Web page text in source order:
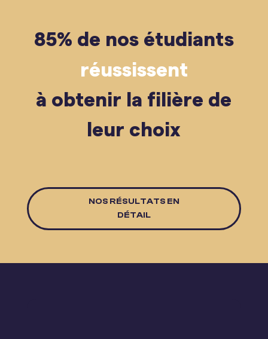
85% de nos étudiants
réussissent
à obtenir la filière de
leur choix
NOS RÉSULTATS EN
DÉTAIL